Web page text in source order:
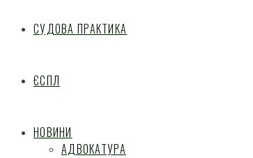
СУДОВА ПРАКТИКА
ЄСПЛ
НОВИНИ
АДВОКАТУРА